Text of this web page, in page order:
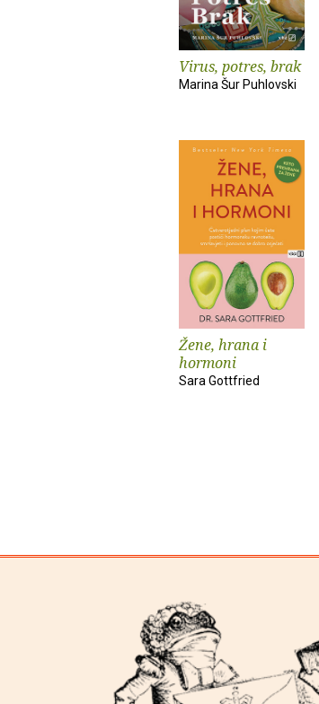
Virus, potres, brak
Marina Šur Puhlovski
Žene, hrana i
hormoni
Sara Gottfried